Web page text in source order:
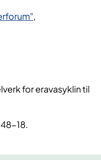
for eravasyklin til
18.